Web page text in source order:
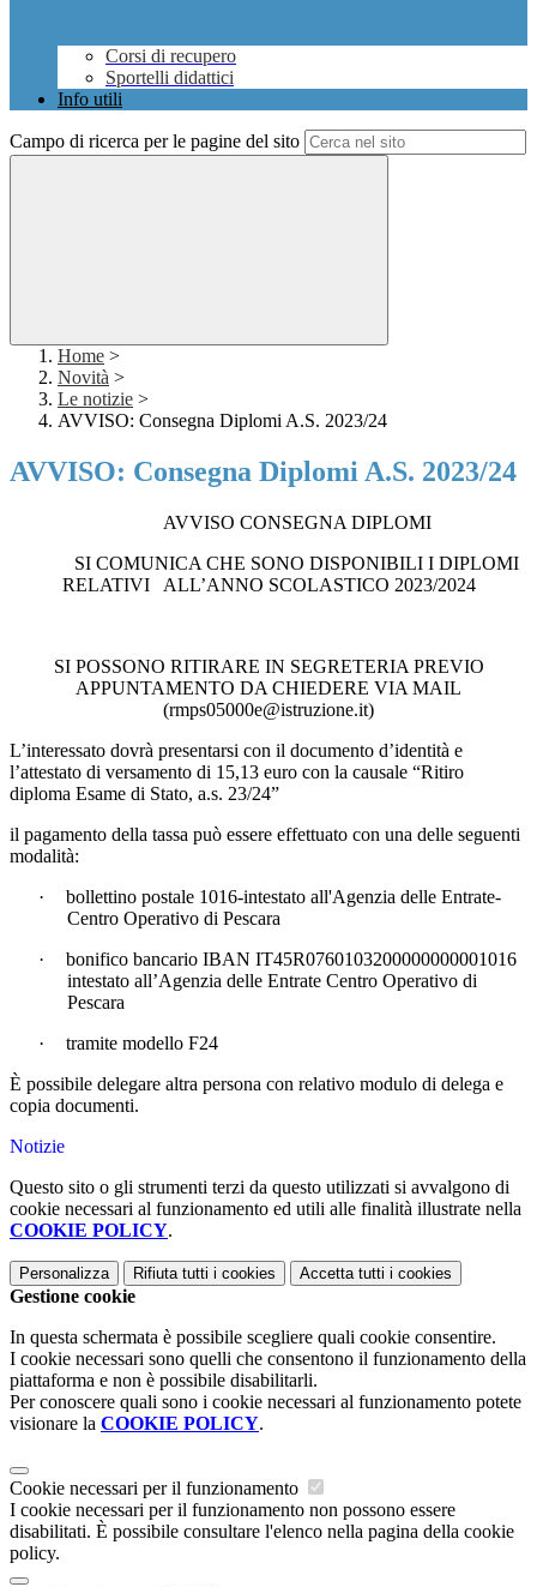
Corsi di recupero
Sportelli didattici
Info utili
Campo di ricerca per le pagine del sito
Home >
Novità >
Le notizie >
AVVISO: Consegna Diplomi A.S. 2023/24
AVVISO: Consegna Diplomi A.S. 2023/24
AVVISO CONSEGNA DIPLOMI
SI COMUNICA CHE SONO DISPONIBILI I DIPLOMI
RELATIVI
ALL’ANNO SCOLASTICO 2023/2024
SI POSSONO RITIRARE IN SEGRETERIA PREVIO
APPUNTAMENTO DA CHIEDERE VIA MAIL
(rmps05000e@istruzione.it)
L’interessato dovrà presentarsi con il documento d’identità e
l’attestato di versamento di 15,13 euro con la causale “Ritiro
diploma Esame di Stato, a.s. 23/24”
il pagamento della tassa può essere effettuato con una delle seguenti
modalità:
·
bollettino postale 1016-intestato all'Agenzia delle Entrate­
Centro Operativo di Pescara
·
bonifico bancario IBAN IT45R0760103200000000001016
intestato all’Agenzia delle Entrate Centro Operativo di
Pescara
·
tramite modello F24
È possibile delegare altra persona con relativo modulo di delega e
copia documenti.
Notizie
Questo sito o gli strumenti terzi da questo utilizzati si avvalgono di
cookie necessari al funzionamento ed utili alle finalità illustrate nella
COOKIE POLICY.
Personalizza Rifiuta tutti i cookies Accetta tutti i cookies
Gestione cookie
In questa schermata è possibile scegliere quali cookie consentire.
I cookie necessari sono quelli che consentono il funzionamento della
piattaforma e non è possibile disabilitarli.
Per conoscere quali sono i cookie necessari al funzionamento potete
visionare la COOKIE POLICY.
Cookie necessari per il funzionamento
I cookie necessari per il funzionamento non possono essere
disabilitati. È possibile consultare l'elenco nella pagina della cookie
policy.